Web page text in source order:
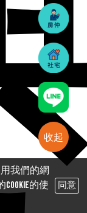
收起
我們的網
的使
同意